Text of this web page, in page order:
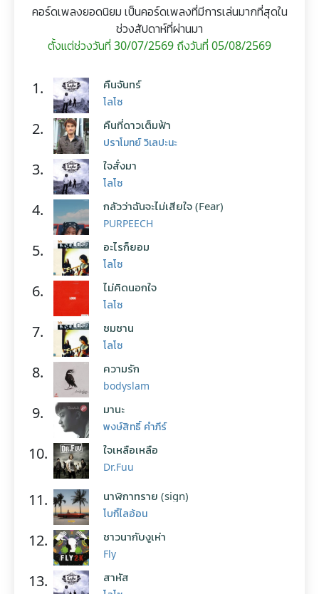
คอร์ดเพลงยอดนิยม เป็นคอร์ดเพลงที่มีการเล่นมากที่สุดใน
ช่วงสัปดาห์ที่ผ่านมา
ตั้งแต่ช่วงวันที่ 30/07/2569 ถึงวันที่ 05/08/2569
1. คืนจันทร์
โลโซ
2. คืนที่ดาวเต็มฟ้า
ปราโมทย์ วิเลปะนะ
3. ใจสั่งมา
โลโซ
4. กลัวว่าฉันจะไม่เสียใจ (Fear)
PURPEECH
5. อะไรก็ยอม
โลโซ
6. ไม่คิดนอกใจ
โลโซ
7. ซมซาน
โลโซ
8. ความรัก
bodyslam
9. มานะ
พงษ์สิทธิ์ คำภีร์
10. ใจเหลือเหลือ
Dr.Fuu
11. นาฬิกาทราย (sign)
โบกี้ไลอ้อน
12. ชาวนากับงูเห่า
Fly
13. สาหัส